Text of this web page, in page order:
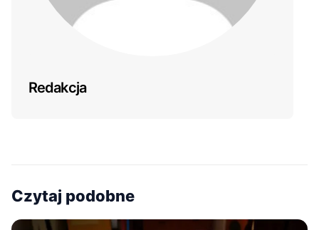
Redakcja
Czytaj podobne